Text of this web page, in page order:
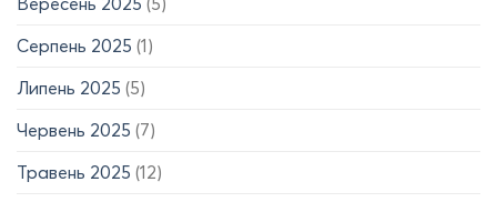
Серпень 2025 (1)
Липень 2025 (5)
Червень 2025 (7)
Травень 2025 (12)